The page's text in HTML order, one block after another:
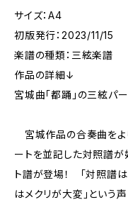
サイズ：A4
初版発行：2023/11/15
楽譜の種類：三絃楽譜
作品の詳細↓
宮城曲「都踊」の三絃パ
宮城作品の合奏曲をよ
ートを並記した対照譜が
ト譜が登場！ 「対照譜
はメクリが大変」という